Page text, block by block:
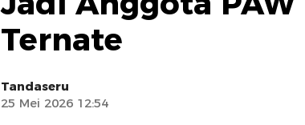
Ternate
Tandaseru
25 Mei 2026 12:54